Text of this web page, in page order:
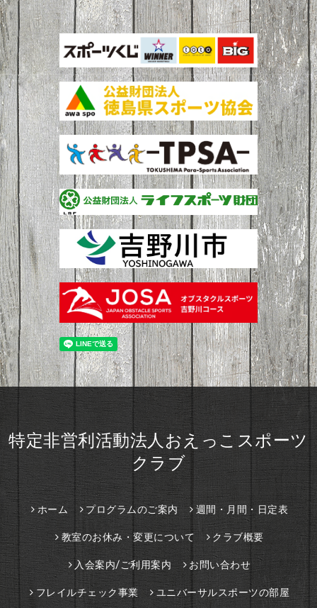
特定非営利活動法人おえっこスポーツ
クラブ
ホーム プログラムのご案内 週間・月間・日定表
教室のお休み・変更について クラブ概要
入会案内/ご利用案内 お問い合わせ
フレイルチェック事業 ユニバーサルスポーツの部屋